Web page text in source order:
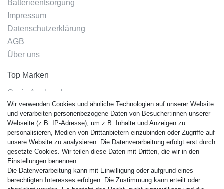
Batterieentsorgung
Impressum
Datenschutzerklärung
AGB
Über uns
Top Marken
Casio Armband
Festina Armband
Citizen Armband
M. Lacroix Armband
J. Lemans Armband
Uhrenarmbänder - Alle
Sicherheit
Wir verwenden Cookies und ähnliche Technologien auf unserer Website
und verarbeiten personenbezogene Daten von Besucher:innen unserer
Webseite (z.B. IP-Adresse), um z.B. Inhalte und Anzeigen zu
personalisieren, Medien von Drittanbietern einzubinden oder Zugriffe auf
unsere Website zu analysieren. Die Datenverarbeitung erfolgt erst durch
gesetzte Cookies. Wir teilen diese Daten mit Dritten, die wir in den
Einstellungen benennen.
Die Datenverarbeitung kann mit Einwilligung oder aufgrund eines
berechtigten Interesses erfolgen. Die Zustimmung kann erteilt oder